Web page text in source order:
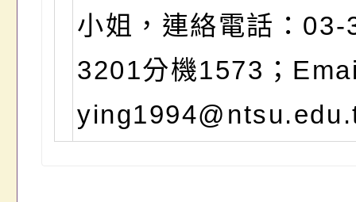
小姐，連絡電話：03-
3201分機1573；